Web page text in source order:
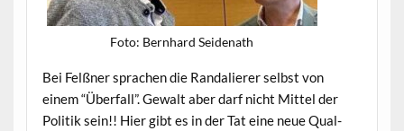
Foto: Bern­hard Seidenath
Bei Felßn­er sprachen die Ran­dalier­er selb­st von
einem “Über­fall”. Gewalt aber darf nicht Mit­tel der
Poli­tik sein!! Hier gibt es in der Tat eine neue Qual­